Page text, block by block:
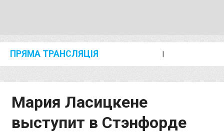
ПРЯМА ТРАНСЛЯЦІЯ I
Мария Ласицкене
выступит в Стэнфорде